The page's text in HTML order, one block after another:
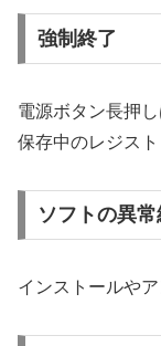
強制終了
電源ボタン長押し
保存中のレジス
ソフトの異常
インストールや